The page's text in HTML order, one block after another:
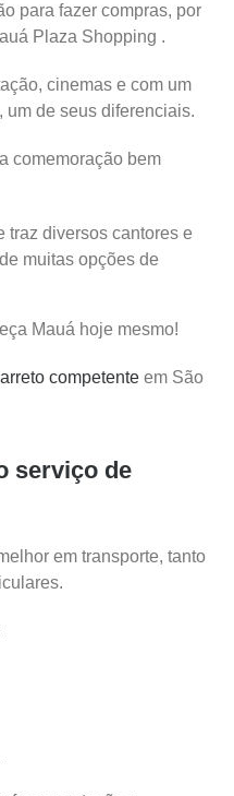
para fazer compras, por
Plaza Shopping .
cinemas e com um
um de seus diferenciais.
comemoração bem
traz diversos cantores e
muitas opções de
Mauá hoje mesmo!
competente em São
serviço de
em transporte, tanto